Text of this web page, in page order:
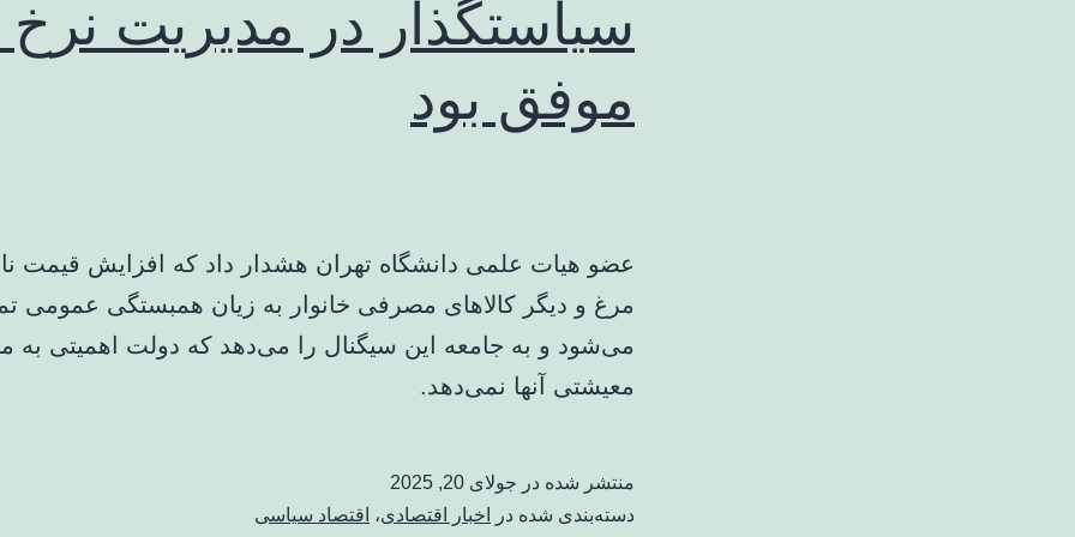
سیاستگذار در مدیریت نرخ
موفق بود
عضو هیات علمی دانشگاه تهران هشدار داد که افزایش قیمت
مرغ و دیگر کالاهای مصرفی خانوار به زیان همبستگی عمومی
می‌شود و به جامعه این سیگنال را می‌دهد که دولت اهمیتی به
معیشتی آنها نمی‌دهد.
منتشر شده در جولای 20, 2025
دسته‌بندی شده در
اخبار اقتصادی، اقتصاد سیاسی